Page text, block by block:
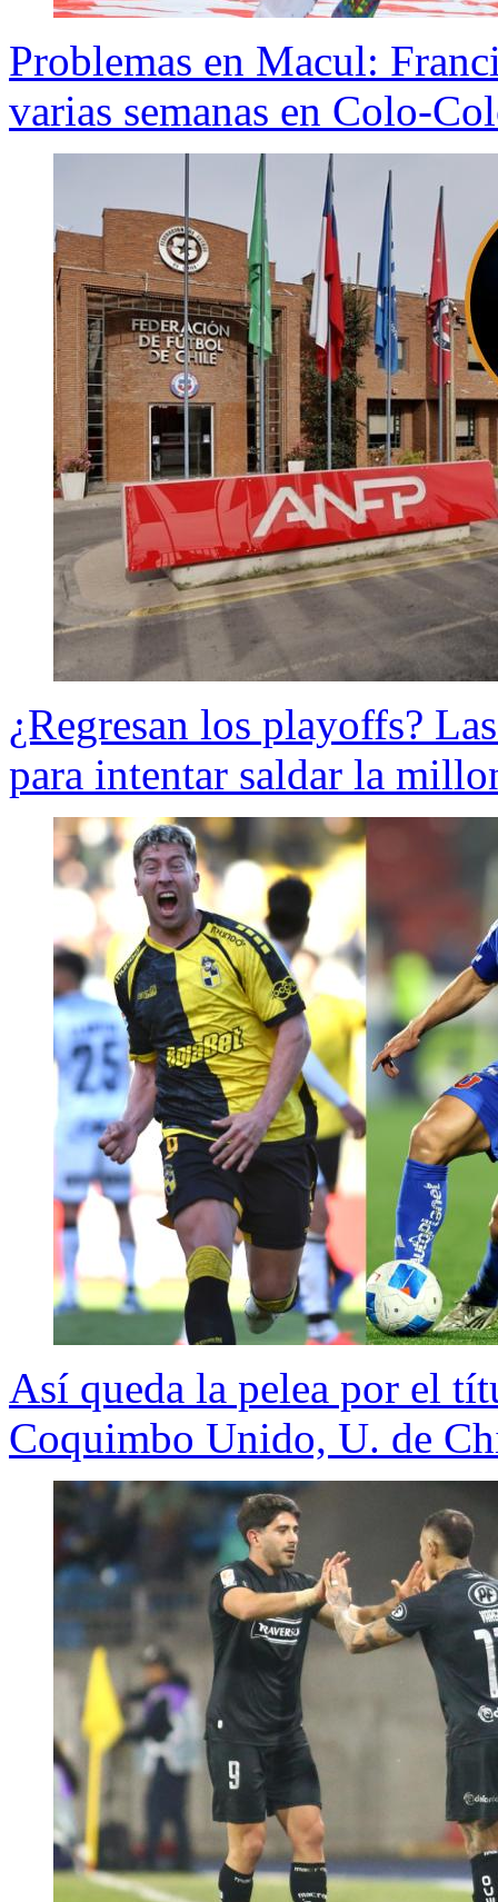
Problemas en Macul:
varias semanas en Colo-
¿Regresan los playoffs?
para intentar saldar la
Así queda la pelea por el
Coquimbo Unido, U. de